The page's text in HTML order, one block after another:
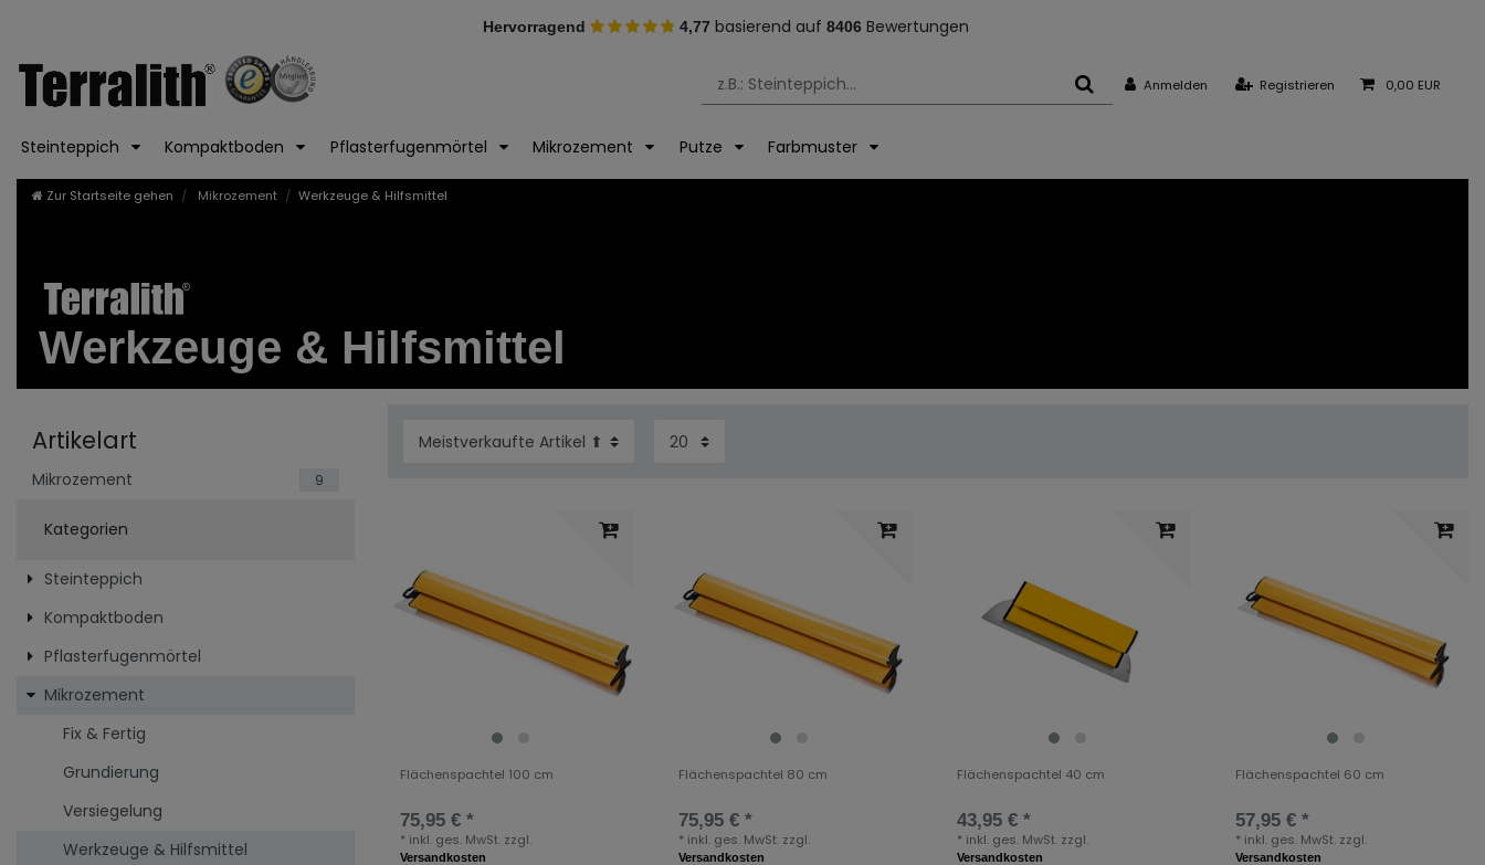
Hervorragend 4,77 basierend auf 8406 Bewertungen
Anmelden Registrieren 0,00 EUR
Steinteppich Kompaktboden Pflasterfugenmörtel Mikrozement Putze Farbmuster
Zur Startseite gehen Mikrozement Werkzeuge & Hilfsmittel
Werkzeuge & Hilfsmittel
Artikelart
Mikrozement 9
Kategorien
Steinteppich
Kompaktboden
Pflasterfugenmörtel
Mikrozement
Fix & Fertig
Grundierung
Versiegelung
Werkzeuge & Hilfsmittel
Flächenspachtel 100 cm
75,95 € *
* inkl. ges. MwSt. zzgl.
Versandkosten
Flächenspachtel 80 cm
75,95 € *
* inkl. ges. MwSt. zzgl.
Versandkosten
Flächenspachtel 40 cm
43,95 € *
* inkl. ges. MwSt. zzgl.
Versandkosten
Flächenspachtel 60 cm
57,95 € *
* inkl. ges. MwSt. zzgl.
Versandkosten